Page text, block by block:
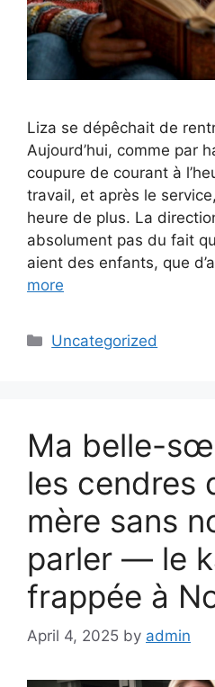
Liza se dépêchait de
Aujourd’hui, comme par
coupure de courant à
travail, et après le
heure de plus. La
absolument pas du fait
aient des enfants, que
more
Categories
Uncategorized
Ma belle-
les cendres
mère sans
parler — le
frappée à
April 4, 2025 by admin